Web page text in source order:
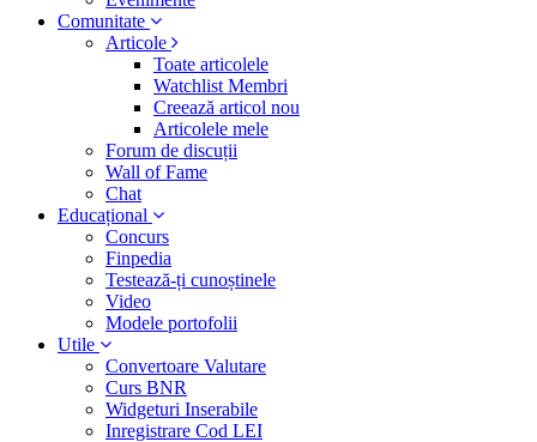
Comunitate
Articole
Toate articolele
Watchlist Membri
Creează articol nou
Articolele mele
Forum de discuții
Wall of Fame
Chat
Educațional
Concurs
Finpedia
Testează-ți cunoștinele
Video
Modele portofolii
Utile
Convertoare Valutare
Curs BNR
Widgeturi Inserabile
Inregistrare Cod LEI